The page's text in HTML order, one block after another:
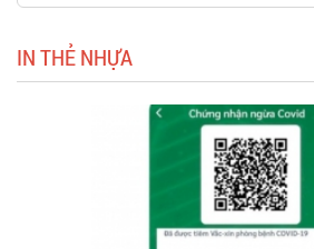
IN THẺ NHỰA